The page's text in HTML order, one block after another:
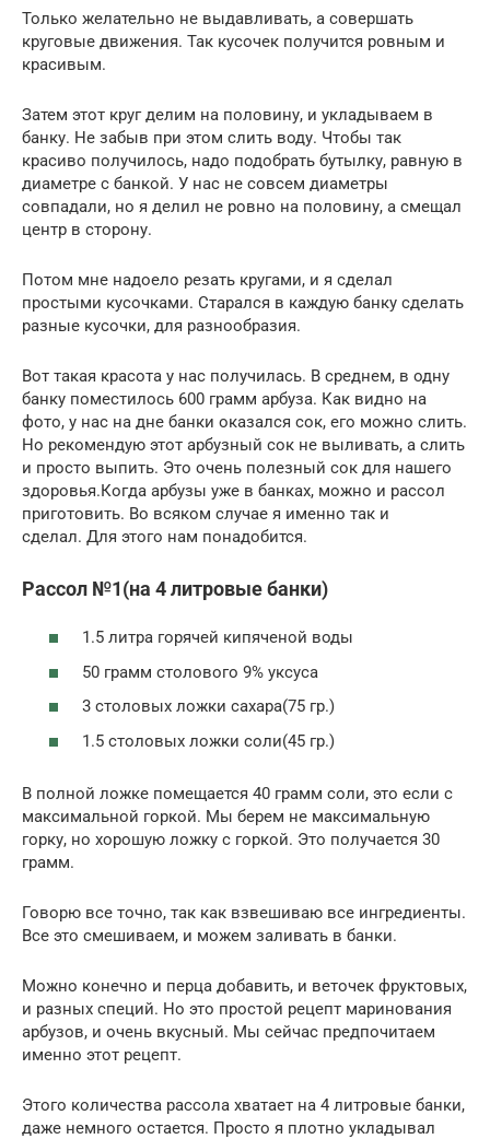
Только желательно не выдавливать, а совершать
круговые движения. Так кусочек получится ровным и
красивым.
Затем этот круг делим на половину, и укладываем в
банку. Не забыв при этом слить воду. Чтобы так
красиво получилось, надо подобрать бутылку, равную в
диаметре с банкой. У нас не совсем диаметры
совпадали, но я делил не ровно на половину, а смещал
центр в сторону.
Потом мне надоело резать кругами, и я сделал
простыми кусочками. Старался в каждую банку сделать
разные кусочки, для разнообразия.
Вот такая красота у нас получилась. В среднем, в одну
банку поместилось 600 грамм арбуза. Как видно на
фото, у нас на дне банки оказался сок, его можно слить.
Но рекомендую этот арбузный сок не выливать, а слить
и просто выпить. Это очень полезный сок для нашего
здоровья.Когда арбузы уже в банках, можно и рассол
приготовить. Во всяком случае я именно так и
сделал. Для этого нам понадобится.
Рассол №1(на 4 литровые банки)
1.5 литра горячей кипяченой воды
50 грамм столового 9% уксуса
3 столовых ложки сахара(75 гр.)
1.5 столовых ложки соли(45 гр.)
В полной ложке помещается 40 грамм соли, это если с
максимальной горкой. Мы берем не максимальную
горку, но хорошую ложку с горкой. Это получается 30
грамм.
Говорю все точно, так как взвешиваю все ингредиенты.
Все это смешиваем, и можем заливать в банки.
Можно конечно и перца добавить, и веточек фруктовых,
и разных специй. Но это простой рецепт маринования
арбузов, и очень вкусный. Мы сейчас предпочитаем
именно этот рецепт.
Этого количества рассола хватает на 4 литровые банки,
даже немного остается. Просто я плотно укладывал